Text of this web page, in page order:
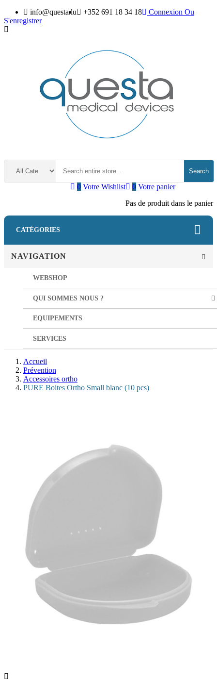
info@questa.lu +352 691 18 34 18 Connexion Ou
S'enregistrer
Search
0 Votre panier
Pas de produit dans le panier
0 Votre Wishlist
CATÉGORIES
NAVIGATION
WEBSHOP
QUI SOMMES NOUS ?
EQUIPEMENTS
SERVICES
Accueil
Prévention
Accessoires ortho
PURE Boites Ortho Small blanc (10 pcs)
